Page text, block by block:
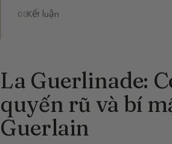
Kết luận
La Guerlinade:
quyến rũ và bí
Guerlain